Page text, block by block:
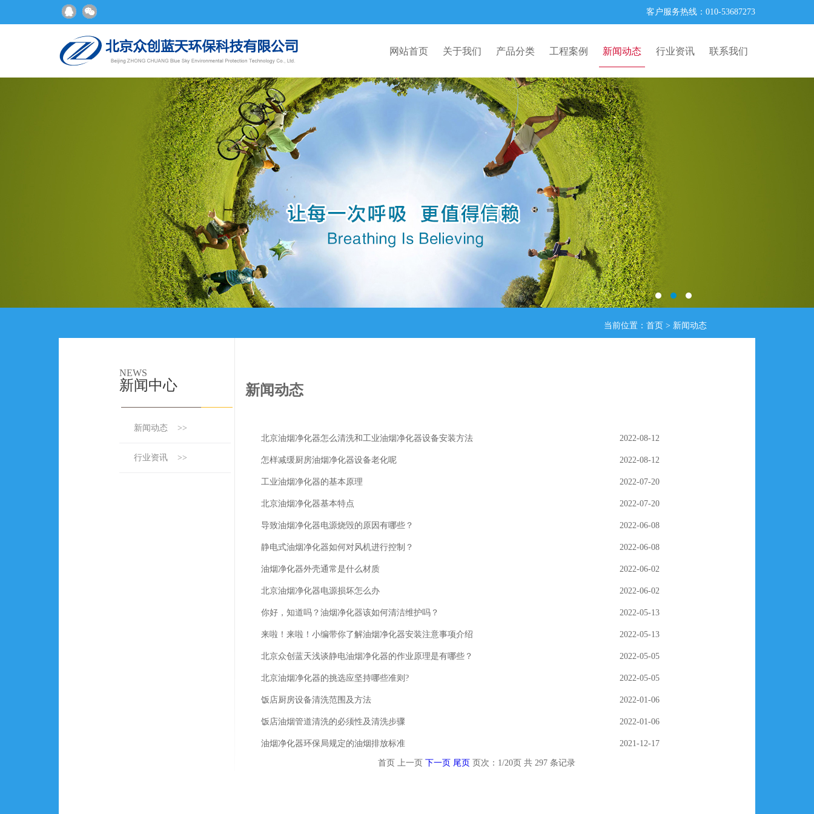
客户服务热线：010-53687273
网站首页 关于我们 产品分类 工程案例 新闻动态 行业资讯 联系我们
当前位置： 首页 > 新闻动态
NEWS
新闻中心
新闻动态 >>
行业资讯 >>
新闻动态
北京油烟净化器怎么清洗和工业油烟净化器设备安装方法 2022-08-12
怎样减缓厨房油烟净化器设备老化呢 2022-08-12
工业油烟净化器的基本原理 2022-07-20
北京油烟净化器基本特点 2022-07-20
导致油烟净化器​电源烧毁的原因有哪些？ 2022-06-08
静电式油烟净化器如何对风机进行控制？ 2022-06-08
油烟净化器外壳通常是什么材质 2022-06-02
北京油烟净化器电源损坏怎么办 2022-06-02
你好，知道吗？油烟净化器该如何清洁维护吗？ 2022-05-13
来啦！来啦！小编带你了解油烟净化器安装注意事项介绍 2022-05-13
北京众创蓝天浅谈静电油烟净化器的作业原理是有哪些？ 2022-05-05
北京油烟净化器的挑选应坚持哪些准则? 2022-05-05
饭店厨房设备清洗范围及方法 2022-01-06
饭店油烟管道清洗的必须性及清洗步骤 2022-01-06
油烟净化器环保局规定的油烟排放标准 2021-12-17
首页 上一页 下一页 尾页 页次：1/20页 共 297 条记录